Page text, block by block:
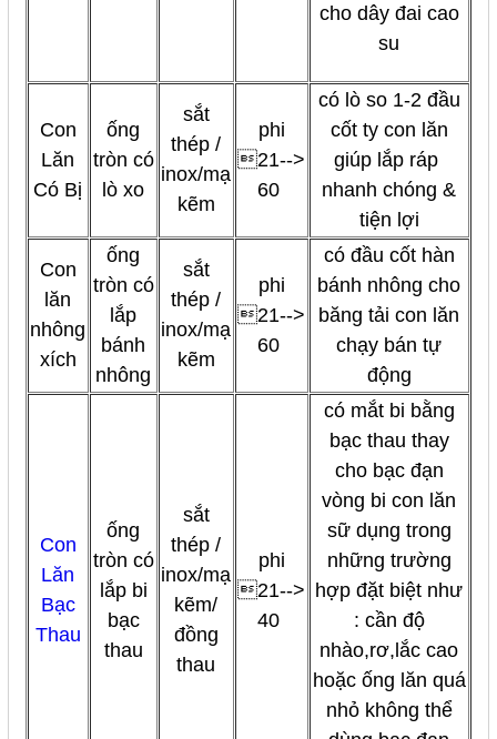
cho dây đai cao
su
Con
Lăn
Có Bị
ống
tròn có
lò xo
sắt
thép /
inox/mạ
kẽm
phi
21-->
60
có lò so 1-2 đầu
cốt ty con lăn
giúp lắp ráp
nhanh chóng &
tiện lợi
Con
lăn
nhông
xích
ống
tròn có
lắp
bánh
nhông
sắt
thép /
inox/mạ
kẽm
phi
21-->
60
có đầu cốt hàn
bánh nhông cho
băng tải con lăn
chạy bán tự
động
Con
Lăn
Bạc
Thau
ống
tròn có
lắp bi
bạc
thau
sắt
thép /
inox/mạ
kẽm/
đồng
thau
phi
21-->
40
có mắt bi bằng
bạc thau thay
cho bạc đạn
vòng bi con lăn
sữ dụng trong
những trường
hợp đặt biệt như
: cần độ
nhào,rơ,lắc cao
hoặc ống lăn quá
nhỏ không thể